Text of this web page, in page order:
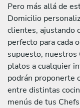
Pero más allá de
Domicilio
clientes, ajustando
perfecto para cada
supuesto, nuestros
platos a cualquier
podrán proponerte
entre distintas
menús de tus